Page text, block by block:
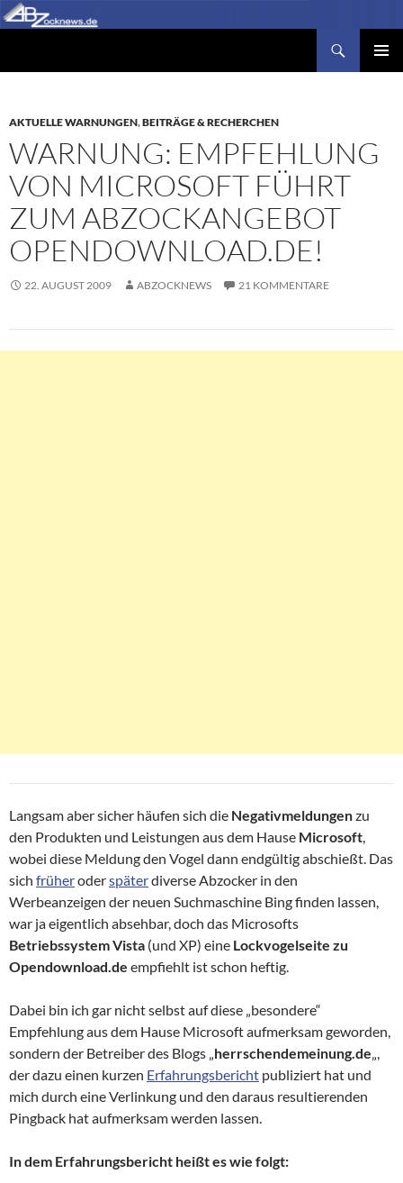
Zum
Inhalt
AKTUELLE WARNUNGEN,BEITRÄGE & RECHERCHEN
WARNUNG: EMPFEHLUNG
VON MICROSOFT FÜHRT
ZUM ABZOCKANGEBOT
OPENDOWNLOAD.DE!
22. AUGUST 2009 ABZOCKNEWS 21 KOMMENTARE
Langsam aber sicher häufen sich die Negativmeldungenzu
den Produkten und Leistungen aus dem Hause Microsoft,
wobei diese Meldung den Vogel dann endgültig abschießt. Das
sich früheroderspäterdiverse Abzocker in den
Werbeanzeigen der neuen Suchmaschine Bing finden lassen,
war ja eigentlich absehbar, doch das Microsofts
Betriebssystem Vista (und XP) eine Lockvogelseite zu
Opendownload.de empfiehlt ist schon heftig.
Dabei bin ich gar nicht selbst auf diese „besondere“
Empfehlung aus dem Hause Microsoft aufmerksam geworden,
sondern der Betreiber des Blogs „herrschendemeinung.de„,
der dazu einen kurzen Erfahrungsbericht publiziert hat und
mich durch eine Verlinkung und den daraus resultierenden
Pingback hat aufmerksam werden lassen.
In dem Erfahrungsbericht heißt es wie folgt: